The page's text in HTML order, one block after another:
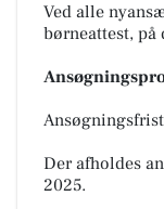
Ved alle
børneattest,
Der afholdes
2025.